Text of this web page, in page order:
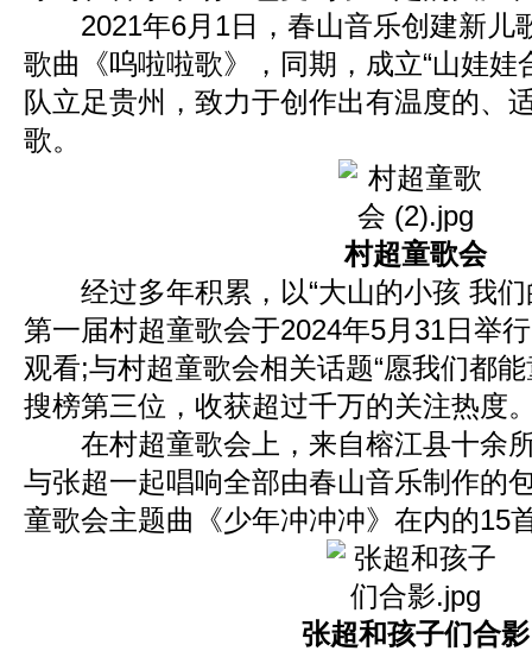
2021年6月1日，春山音乐创建新儿
歌曲《呜啦啦歌》，同期，成立“山娃娃
队立足贵州，致力于创作出有温度的、
歌。
村超童歌会
经过多年积累，以“大山的小孩 我们
第一届村超童歌会于2024年5月31日举
观看;与村超童歌会相关话题“愿我们都
搜榜第三位，收获超过千万的关注热度
在村超童歌会上，来自榕江县十余
与张超一起唱响全部由春山音乐制作的
童歌会主题曲《少年冲冲冲》在内的15
张超和孩子们合影